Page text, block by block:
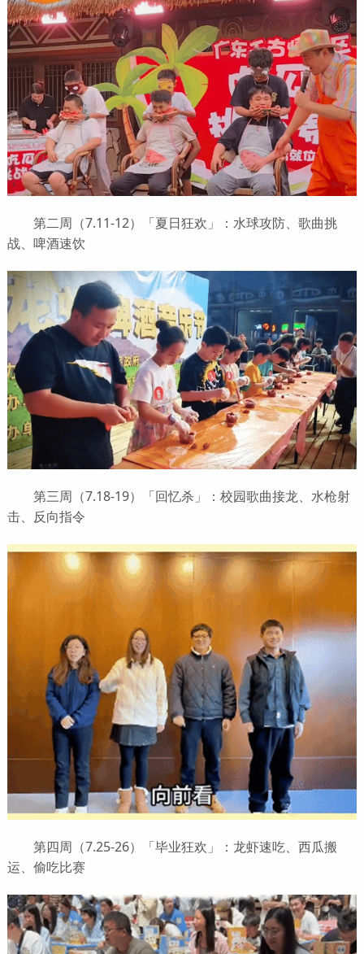
第二周（7.11-12）「夏日狂欢」：水球攻防、歌曲挑
战、啤酒速饮
第三周（7.18-19）「回忆杀」：校园歌曲接龙、水枪射
击、反向指令
第四周（7.25-26）「毕业狂欢」：龙虾速吃、西瓜搬
运、偷吃比赛